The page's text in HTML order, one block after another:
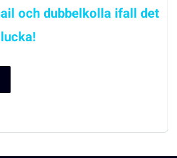
och dubbelkolla ifall det